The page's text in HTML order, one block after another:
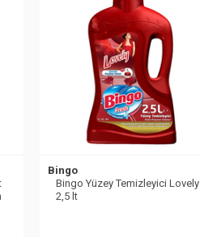
Bingo
Bingo Yüzey Temizleyici Lovely
2,5 lt